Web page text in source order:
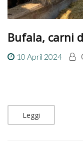
Bufala, carni
10 April 2024
Leggi